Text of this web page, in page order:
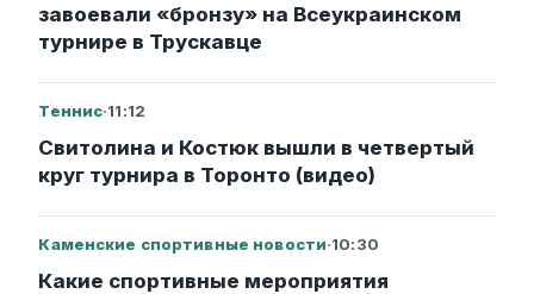
завоевали «бронзу» на Всеукраинском
турнире в Трускавце
Теннис·11:12
Свитолина и Костюк вышли в четвертый
круг турнира в Торонто (видео)
Каменские спортивные новости·10:30
Какие спортивные мероприятия